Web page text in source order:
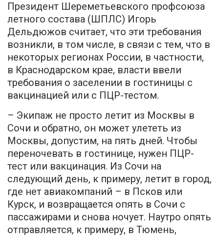
Президент Шереметьевского профсоюза
летного состава (ШПЛС) Игорь
Дельдюжов считает, что эти требования
возникли, в том числе, в связи с тем, что в
некоторых регионах России, в частности,
в Краснодарском крае, власти ввели
требования о заселении в гостиницы с
вакцинацией или с ПЦР-тестом.
– Экипаж не просто летит из Москвы в
Сочи и обратно, он может улететь из
Москвы, допустим, на пять дней. Чтобы
переночевать в гостинице, нужен ПЦР-
тест или вакцинация. Из Сочи на
следующий день, к примеру, летит в город,
где нет авиакомпаний – в Псков или
Курск, и возвращается опять в Сочи с
пассажирами и снова ночует. Наутро опять
отправляется, к примеру, в Тюмень,